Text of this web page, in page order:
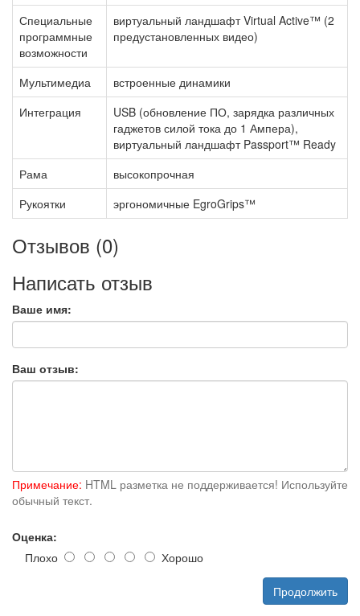
Специальные
программные
возможности
виртуальный ландшафт Virtual Active™ (2
предустановленных видео)
Мультимедиа
встроенные динамики
Интеграция
USB (обновление ПО, зарядка различных
гаджетов силой тока до 1 Ампера),
виртуальный ландшафт Passport™ Ready
Рама
высокопрочная
Рукоятки
эргономичные EgroGrips™
Отзывов (0)
Написать отзыв
Ваше имя:
Ваш отзыв:
Примечание: HTML разметка не поддерживается! Используйте
обычный текст.
Оценка:
Плохо
Хорошо
Продолжить